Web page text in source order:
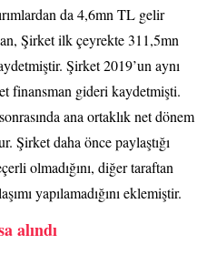
da 4,6mn TL gelir
Şirket ilk çeyrekte 311,5mn
Şirket 2019’un aynı
finansman gideri kaydetmişti.
ana ortaklık net dönem
Şirket daha önce paylaştığı
olmadığını, diğer taraftan
yapılamadığını eklemiştir.
alındı